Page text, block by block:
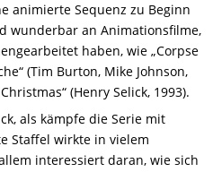
animierte Sequenz zu Beginn
wunderbar an Animationsfilme,
haben, wie „Corpse
(Tim Burton, Mike Johnson,
(Henry Selick, 1993).
als kämpfe die Serie mit
Staffel wirkte in vielem
interessiert daran, wie sich